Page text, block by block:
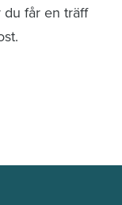
får en träff